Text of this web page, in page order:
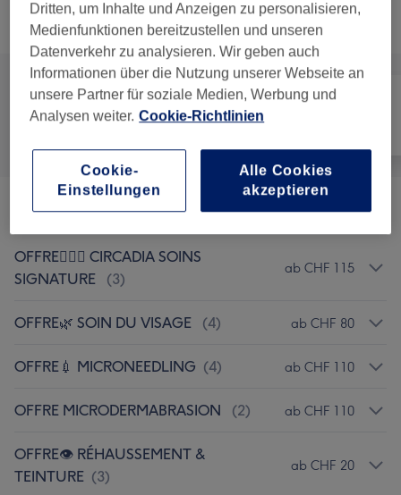
Alle Services
OFFRE💧 HYDRACARE MEDSKIN (4) ab CHF 100
OFFRE🧖🏻‍♀️ CIRCADIA SOINS
SIGNATURE
(3)
ab CHF 115
OFFRE🌿 SOIN DU VISAGE (4) ab CHF 80
OFFRE💉 MICRONEEDLING (4) ab CHF 110
OFFRE MICRODERMABRASION (2) ab CHF 110
OFFRE👁️ RÉHAUSSEMENT &
TEINTURE (3)
ab CHF 20
Dritten, um Inhalte und Anzeigen zu personalisieren,
Medienfunktionen bereitzustellen und unseren
Datenverkehr zu analysieren. Wir geben auch
Informationen über die Nutzung unserer Webseite an
unsere Partner für soziale Medien, Werbung und
Analysen weiter. Cookie-Richtlinien
Alle Cookies
akzeptieren
Cookie-
Einstellungen